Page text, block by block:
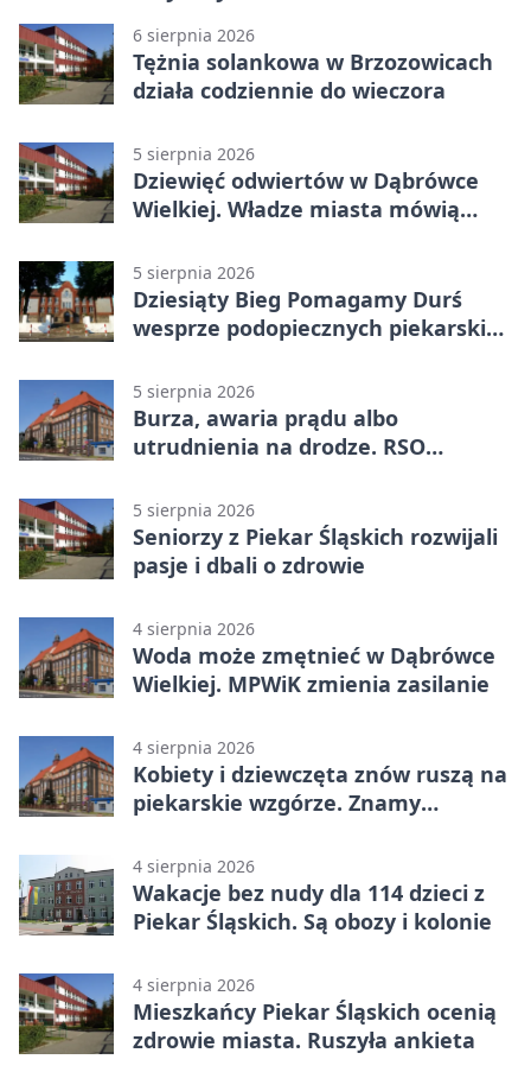
6 sierpnia 2026
Tężnia solankowa w Brzozowicach
działa codziennie do wieczora
5 sierpnia 2026
Dziewięć odwiertów w Dąbrówce
Wielkiej. Władze miasta mówią
5 sierpnia 2026
Dziesiąty Bieg Pomagamy Durś
wesprze podopiecznych piekarskich
5 sierpnia 2026
Burza, awaria prądu albo
utrudnienia na drodze. RSO
5 sierpnia 2026
Seniorzy z Piekar Śląskich rozwijali
pasje i dbali o zdrowie
4 sierpnia 2026
Woda może zmętnieć w Dąbrówce
Wielkiej. MPWiK zmienia zasilanie
4 sierpnia 2026
Kobiety i dziewczęta znów ruszą na
piekarskie wzgórze. Znamy
4 sierpnia 2026
Wakacje bez nudy dla 114 dzieci z
Piekar Śląskich. Są obozy i kolonie
4 sierpnia 2026
Mieszkańcy Piekar Śląskich ocenią
zdrowie miasta. Ruszyła ankieta